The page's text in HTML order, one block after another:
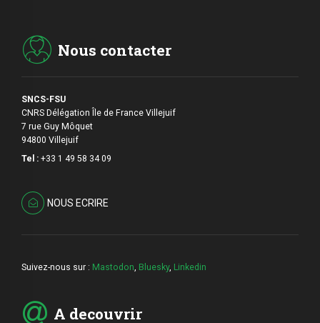
Nous contacter
SNCS-FSU
CNRS Délégation Île de France Villejuif
7 rue Guy Môquet
94800 Villejuif
Tel : +33 1 49 58 34 09
NOUS ECRIRE
Suivez-nous sur : Mastodon Bluesky, Linkedin
A decouvrir